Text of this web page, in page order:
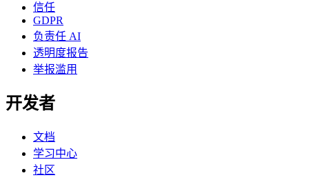
信任
GDPR
负责任 AI
透明度报告
举报滥用
开发者
文档
学习中心
社区